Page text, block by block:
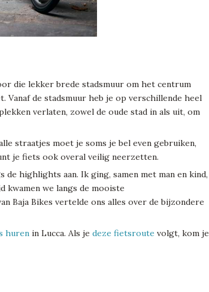
die lekker brede stadsmuur om het centrum
de stadsmuur heb je op verschillende heel
verlaten, zowel de oude stad in als uit, om
straatjes moet je soms je bel even gebruiken,
je fiets ook overal veilig neerzetten.
de highlights aan. Ik ging, samen met man en kind,
kwamen we langs de mooiste
Baja Bikes vertelde ons alles over de bijzondere
huren in Lucca. Als je deze fietsroute volgt, kom je